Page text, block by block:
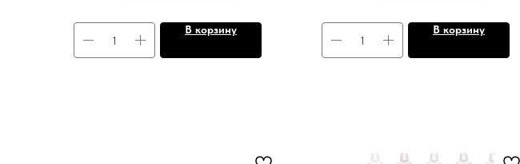
В корзину В корзину